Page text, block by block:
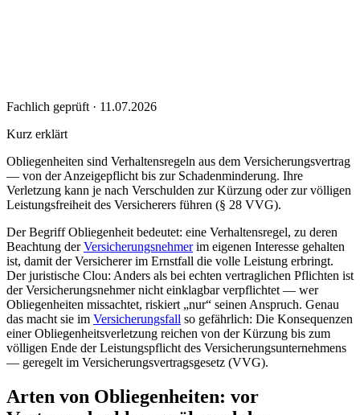
Fachlich geprüft · 11.07.2026
Kurz erklärt
Obliegenheiten sind Verhaltensregeln aus dem Versicherungsvertrag
— von der Anzeigepflicht bis zur Schadenminderung. Ihre
Verletzung kann je nach Verschulden zur Kürzung oder zur völligen
Leistungsfreiheit des Versicherers führen (§ 28 VVG).
Der Begriff Obliegenheit bedeutet: eine Verhaltensregel, zu deren
Beachtung derVersicherungsnehmerim eigenen Interesse gehalten
ist, damit der Versicherer im Ernstfall die volle Leistung erbringt.
Der juristische Clou: Anders als bei echten vertraglichen Pflichten ist
der Versicherungsnehmer nicht einklagbar verpflichtet — wer
Obliegenheiten missachtet, riskiert „nur“ seinen Anspruch. Genau
das macht sie im Versicherungsfall so gefährlich: Die Konsequenzen
einer Obliegenheitsverletzung reichen von der Kürzung bis zum
völligen Ende der Leistungspflicht des Versicherungsunternehmens
— geregelt im Versicherungsvertragsgesetz (VVG).
Arten von Obliegenheiten: vor